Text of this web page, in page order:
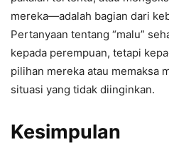
mereka—adalah bagian dari
Pertanyaan tentang “malu”
kepada perempuan, tetapi
pilihan mereka atau memaksa
situasi yang tidak diinginkan.
Kesimpulan